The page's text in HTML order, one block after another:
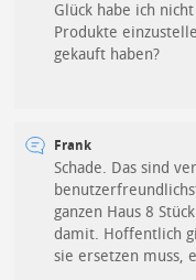
Glück habe ich
Produkte
gekauft haben?
Frank
Schade. Das sind
ganzen Haus 8
damit. Hoffentlich
sie ersetzen muss,